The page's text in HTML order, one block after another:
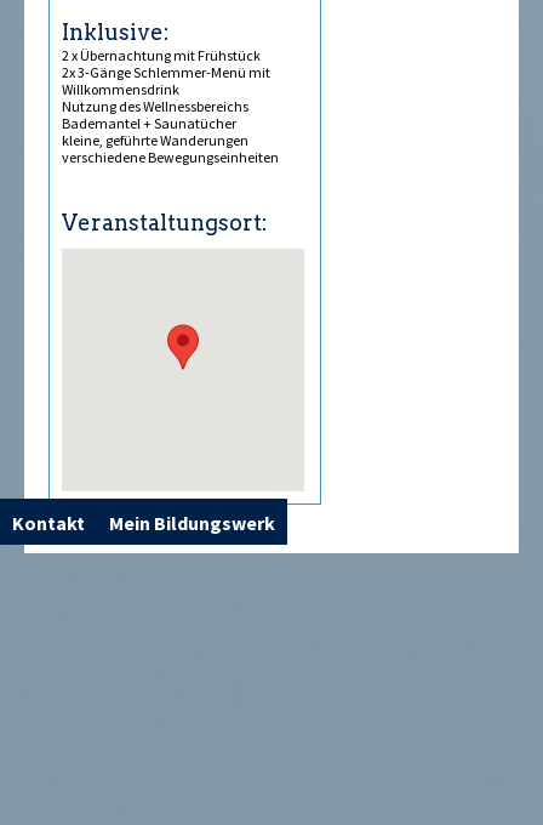
Inklusive:
2 x Übernachtung mit Frühstück
2x 3-Gänge Schlemmer-Menü mit
Willkommensdrink
Nutzung des Wellnessbereichs
Bademantel + Saunatücher
kleine, geführte Wanderungen
verschiedene Bewegungseinheiten
Veranstaltungsort:
Kontakt Mein Bildungswerk